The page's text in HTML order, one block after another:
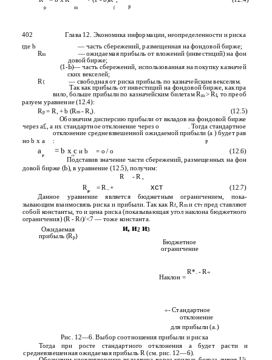
p P
m (
402 Глава 12. Экономика информации, неопределенности и риска
где b — часть сбережений, размещенная на фондовой бирже;
Rm — ожидаемая прибыль от вложений (инвестиций) на фон­
довой бирже;
(1-Ь)— часть сбережений, использованная на покупку казначей­
ских векселей;
R{ — свободная от риска прибыль по казначейским векселям.
Так как прибыль от инвестиций на фондовой бирже, как пра­
вило, больше прибыли по казначейским билетам Rm > Rf, то преоб­
разуем уравнение (12.4):
Rp= R, + b (Rm - R,).
(12.5)
Обозначим дисперсию прибыли от вкладов на фондовой бирже
через а£, а их стандартное отклонение через о . Тогда стандартное
отклонение средневзвешенной ожидаемой прибыли (а ) будет рав­
но b x а
: Р
а = b х си b = о / о (12.6)
Р IT
Подставив значение части сбережений, размещенных на фон­
довой бирже (Ь), в уравнение (12.5), получим:
R
- R ,
Rр = R.'+ хст
(12.7)
Данное уравнение является бюджетным ограничением, пока­
зывающим взаимосвязь риска и прибыли. Так как Rf, Rmи стт пред­ ставляют
собой константы, то и цена риска (показывающая угол наклона бюджетного
ограничения) (R - Rf)/<7 — тоже константа.
Ожидаемая и, и2 и3
прибыль (Rp)
Бюджетное
ограничение
Наклон =
R*. - R«
»- Стандартное
отклонение
для прибыли (а.)
Рис. 12—6. Выбор соотношения прибыли и риска
Тогда при росте стандартного отклонения а будет расти и
средневзвешенная ожидаемая прибыль R (см. рис. 12—6).